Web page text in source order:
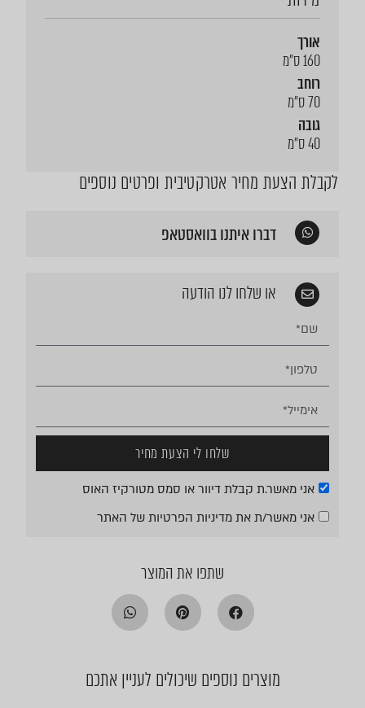
אורך
160 ס"מ
רוחב
70 ס"מ
גובה
40 ס"מ
לקבלת הצעת מחיר אטרקטיבית ופרטים נוספים
דברו איתנו בוואסטאפ
או שלחו לנו הודעה
אני מאשר.ת קבלת דיוור או סמס מטורקיז האוס
אני מאשר/ת את מדיניות הפרטיותשל האתר
שלחו לי הצעת מחיר
שתפו את המוצר
מוצרים נוספים שיכולים לעניין אתכם